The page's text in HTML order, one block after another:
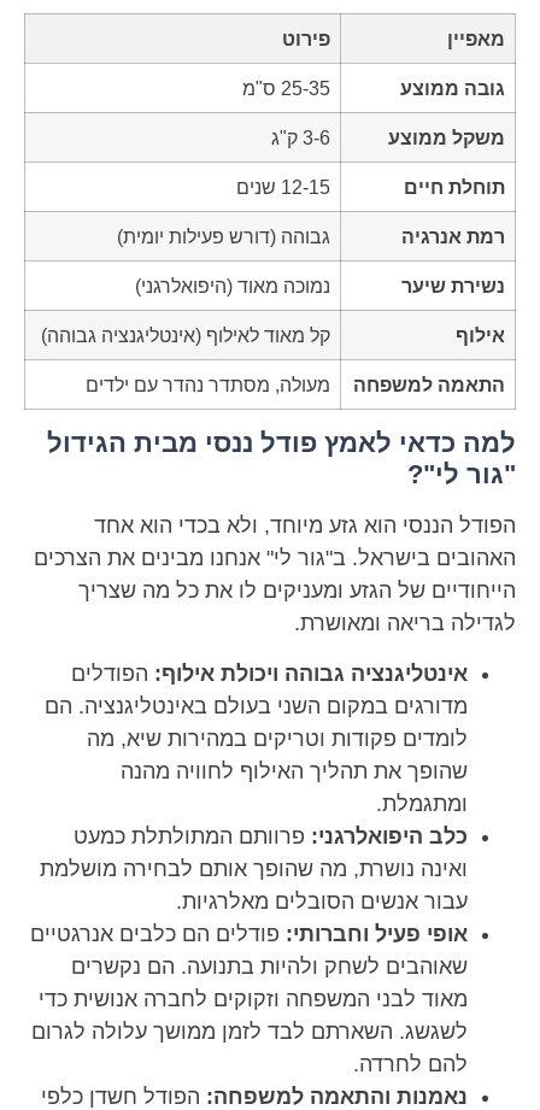
מאפיין פירוט
גובה ממוצע 25-35 ס"מ
משקל ממוצע 3-6 ק"ג
תוחלת חיים 12-15 שנים
רמת אנרגיה גבוהה (דורש פעילות יומית)
נשירת שיער נמוכה מאוד (היפואלרגני)
אילוף קל מאוד לאילוף (אינטליגנציה גבוהה)
התאמה למשפחה מעולה, מסתדר נהדר עם ילדים
למה כדאי לאמץ פודל ננסי מבית הגידול
"גור לי"?
הפודל הננסי הוא גזע מיוחד, ולא בכדי הוא אחד
האהובים בישראל. ב"גור לי" אנחנו מבינים את הצרכים
הייחודיים של הגזע ומעניקים לו את כל מה שצריך
לגדילה בריאה ומאושרת.
אינטליגנציה גבוהה ויכולת אילוף: הפודלים
מדורגים במקום השני בעולם באינטליגנציה. הם
לומדים פקודות וטריקים במהירות שיא, מה
שהופך את תהליך האילוף לחוויה מהנה
ומתגמלת.
כלב היפואלרגני: פרוותם המתולתלת כמעט
ואינה נושרת, מה שהופך אותם לבחירה מושלמת
עבור אנשים הסובלים מאלרגיות.
אופי פעיל וחברותי: פודלים הם כלבים אנרגטיים
שאוהבים לשחק ולהיות בתנועה. הם נקשרים
מאוד לבני המשפחה וזקוקים לחברה אנושית כדי
לשגשג. השארתם לבד לזמן ממושך עלולה לגרום
להם לחרדה.
נאמנות והתאמה למשפחה: הפודל חשדן כלפי